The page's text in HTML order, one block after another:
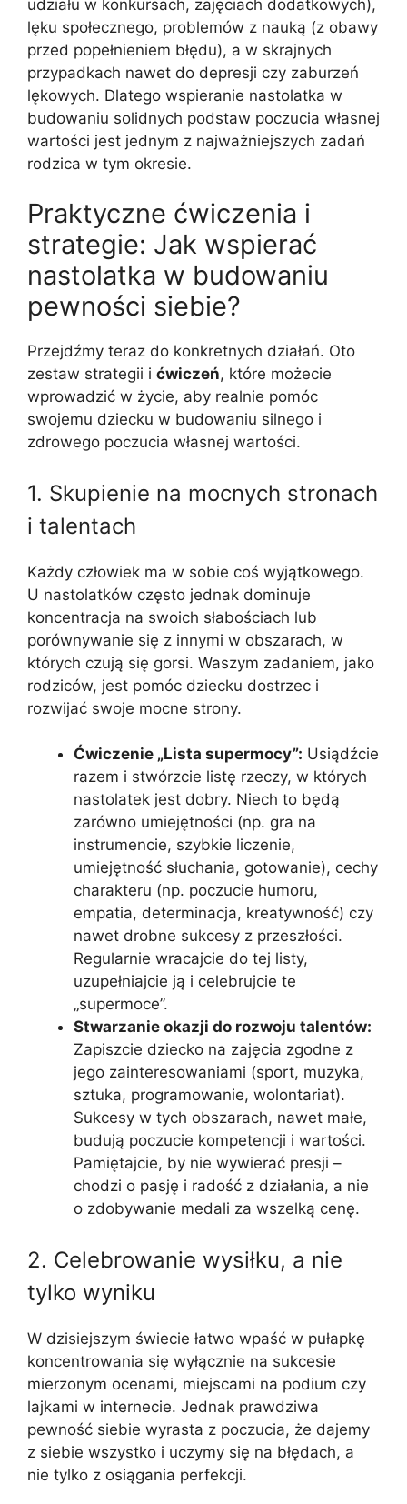
udziału w konkursach, zajęciach dodatkowych),
lęku społecznego, problemów z nauką (z obawy
przed popełnieniem błędu), a w skrajnych
przypadkach nawet do depresji czy zaburzeń
lękowych. Dlatego wspieranie nastolatka w
budowaniu solidnych podstaw poczucia własnej
wartości jest jednym z najważniejszych zadań
rodzica w tym okresie.
Praktyczne ćwiczenia i
strategie: Jak wspierać
nastolatka w budowaniu
pewności siebie?
Przejdźmy teraz do konkretnych działań. Oto
zestaw strategii i ćwiczeń, które możecie
wprowadzić w życie, aby realnie pomóc
swojemu dziecku w budowaniu silnego i
zdrowego poczucia własnej wartości.
1. Skupienie na mocnych stronach
i talentach
Każdy człowiek ma w sobie coś wyjątkowego.
U nastolatków często jednak dominuje
koncentracja na swoich słabościach lub
porównywanie się z innymi w obszarach, w
których czują się gorsi. Waszym zadaniem, jako
rodziców, jest pomóc dziecku dostrzec i
rozwijać swoje mocne strony.
Ćwiczenie „Lista supermocy”: Usiądźcie
razem i stwórzcie listę rzeczy, w których
nastolatek jest dobry. Niech to będą
zarówno umiejętności (np. gra na
instrumencie, szybkie liczenie,
umiejętność słuchania, gotowanie), cechy
charakteru (np. poczucie humoru,
empatia, determinacja, kreatywność) czy
nawet drobne sukcesy z przeszłości.
Regularnie wracajcie do tej listy,
uzupełniajcie ją i celebrujcie te
„supermoce”.
Stwarzanie okazji do rozwoju talentów:
Zapiszcie dziecko na zajęcia zgodne z
jego zainteresowaniami (sport, muzyka,
sztuka, programowanie, wolontariat).
Sukcesy w tych obszarach, nawet małe,
budują poczucie kompetencji i wartości.
Pamiętajcie, by nie wywierać presji –
chodzi o pasję i radość z działania, a nie
o zdobywanie medali za wszelką cenę.
2. Celebrowanie wysiłku, a nie
tylko wyniku
W dzisiejszym świecie łatwo wpaść w pułapkę
koncentrowania się wyłącznie na sukcesie
mierzonym ocenami, miejscami na podium czy
lajkami w internecie. Jednak prawdziwa
pewność siebie wyrasta z poczucia, że dajemy
z siebie wszystko i uczymy się na błędach, a
nie tylko z osiągania perfekcji.